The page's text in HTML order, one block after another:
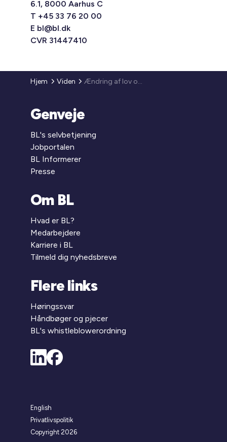
6.1, 8000 Aarhus C
T +45 33 76 20 00
E bl@bl.dk
CVR 31447410
Hjem Viden Ændring af lov om leje, lov om boligforhold og lov om leje af almene boliger
Genveje
BL's selvbetjening
Jobportalen
BL Informerer
Presse
Om BL
Hvad er BL?
Medarbejdere
Karriere i BL
Tilmeld dig nyhedsbreve
Flere links
Høringssvar
Håndbøger og pjecer
BL's whistleblowerordning
English
Privatlivspolitik
Copyright 2026